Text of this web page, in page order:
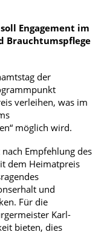
Engagement im
Brauchtumspflege
der
verleihen, was im
möglich wird.
Empfehlung des
dem Heimatpreis
und
Für die
Karl-
bieten, dies